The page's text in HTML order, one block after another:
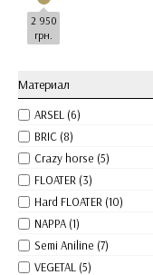
2 950
грн.
Материал
ARSEL (6)
BRIC (8)
Crazy horse (5)
FLOATER (3)
Hard FLOATER (10)
NAPPA (1)
Semi Aniline (7)
VEGETAL (5)